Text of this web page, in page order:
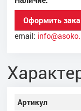
Оформить
email:
Артикул